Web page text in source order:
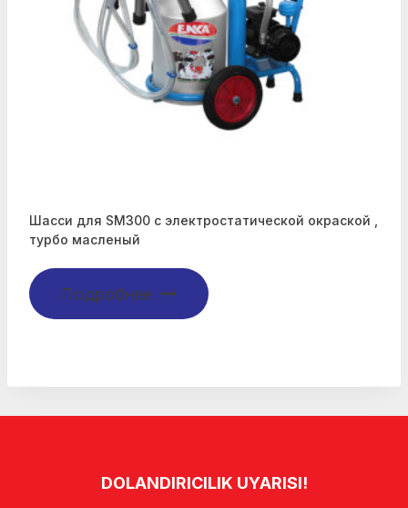
Шасси для SM300 с электростатической окраской ,
турбо масленый
Подробнее
DOLANDIRICILIK UYARISI!